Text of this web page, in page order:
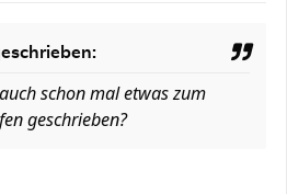
schon mal etwas zum
geschrieben?